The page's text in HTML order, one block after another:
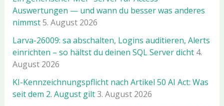
Auswertungen — und wann du besser was anderes
nimmst5. August 2026
Larva-26009: sa abschalten, Logins auditieren, Alerts
einrichten – so hältst du deinen SQL Server dicht 4.
August 2026
KI-Kennzeichnungspflicht nach Artikel 50 AI Act: Was
seit dem 2. August gilt3. August 2026